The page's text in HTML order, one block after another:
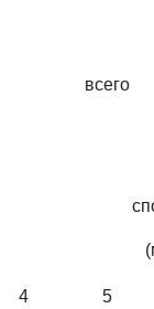
всего
4 5